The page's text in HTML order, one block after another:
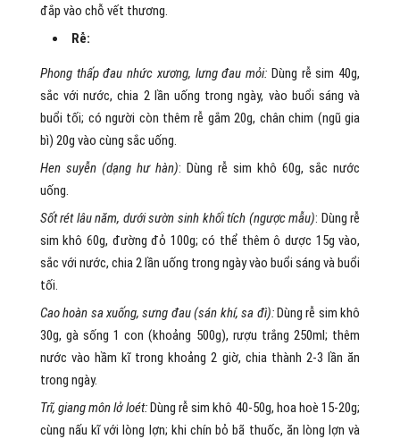
đắp vào chỗ vết thương.
Rễ:
Phong thấp đau nhức xương, lưng đau mỏi: Dùng rễ sim 40g,
sắc với nước, chia 2 lần uống trong ngày, vào buổi sáng và
buổi tối; có người còn thêm rễ gắm 20g, chân chim (ngũ gia
bì) 20g vào cùng sắc uống.
Hen suyễn (dạng hư hàn): Dùng rễ sim khô 60g, sắc nước
uống.
Sốt rét lâu năm, dưới sườn sinh khối tích (ngược mẫu): Dùng rễ
sim khô 60g, đường đỏ 100g; có thể thêm ô dược 15g vào,
sắc với nước, chia 2 lần uống trong ngày vào buổi sáng và buổi
tối.
Cao hoàn sa xuống, sưng đau (sán khí, sa đì):Dùng rễ sim khô
30g, gà sống 1 con (khoảng 500g), rượu trắng 250ml; thêm
nước vào hầm kĩ trong khoảng 2 giờ, chia thành 2-3 lần ăn
trong ngày.
Trĩ, giang môn lở loét:Dùng rễ sim khô 40-50g, hoa hoè 15-20g;
cùng nấu kĩ với lòng lợn; khi chín bỏ bã thuốc, ăn lòng lợn và